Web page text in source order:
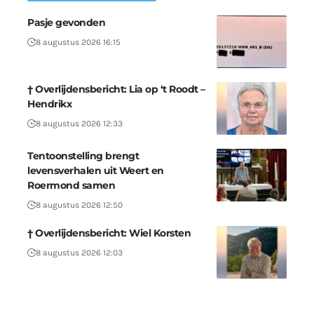
Pasje gevonden
8 augustus 2026 16:15
† Overlijdensbericht: Lia op ‘t Roodt –
Hendrikx
8 augustus 2026 12:33
Tentoonstelling brengt
levensverhalen uit Weert en
Roermond samen
8 augustus 2026 12:50
† Overlijdensbericht: Wiel Korsten
8 augustus 2026 12:03